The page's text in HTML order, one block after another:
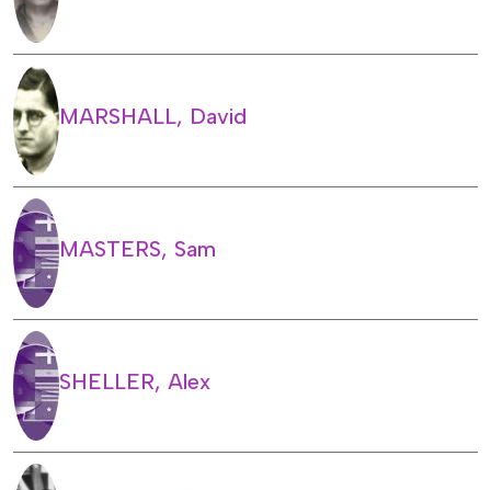
MARSHALL, David
MASTERS, Sam
SHELLER, Alex